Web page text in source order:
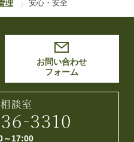
理 安心・安全
お問い合わせ
フォーム
～17:00